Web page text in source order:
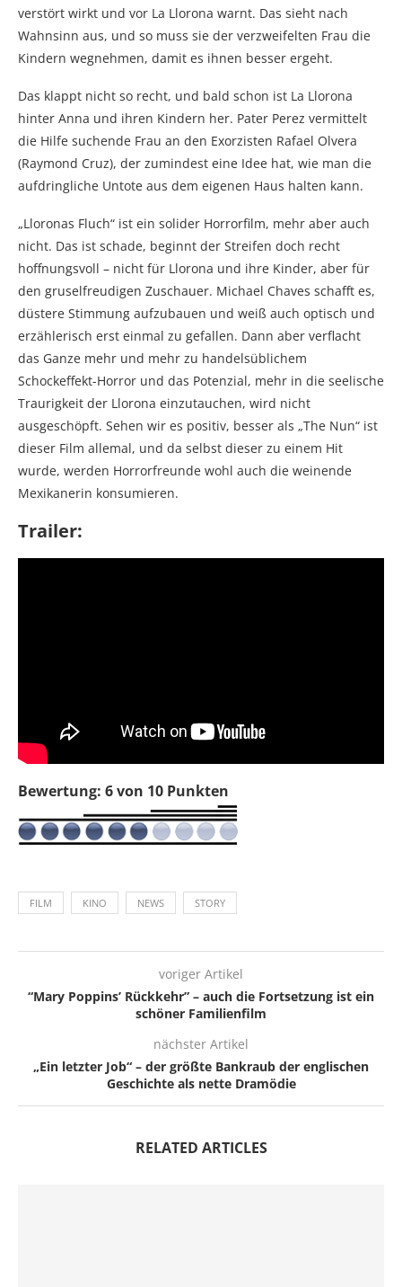
verstört wirkt und vor La Llorona warnt. Das sieht nach
Wahnsinn aus, und so muss sie der verzweifelten Frau die
Kindern wegnehmen, damit es ihnen besser ergeht.
Das klappt nicht so recht, und bald schon ist La Llorona
hinter Anna und ihren Kindern her. Pater Perez vermittelt
die Hilfe suchende Frau an den Exorzisten Rafael Olvera
(Raymond Cruz), der zumindest eine Idee hat, wie man die
aufdringliche Untote aus dem eigenen Haus halten kann.
„Lloronas Fluch“ ist ein solider Horrorfilm, mehr aber auch
nicht. Das ist schade, beginnt der Streifen doch recht
hoffnungsvoll – nicht für Llorona und ihre Kinder, aber für
den gruselfreudigen Zuschauer. Michael Chaves schafft es,
düstere Stimmung aufzubauen und weiß auch optisch und
erzählerisch erst einmal zu gefallen. Dann aber verflacht
das Ganze mehr und mehr zu handelsüblichem
Schockeffekt-Horror und das Potenzial, mehr in die seelische
Traurigkeit der Llorona einzutauchen, wird nicht
ausgeschöpft. Sehen wir es positiv, besser als „The Nun“ ist
dieser Film allemal, und da selbst dieser zu einem Hit
wurde, werden Horrorfreunde wohl auch die weinende
Mexikanerin konsumieren.
Trailer:
Bewertung: 6 von 10 Punkten
FILM KINO NEWS STORY
voriger Artikel
“Mary Poppins’ Rückkehr” – auch die Fortsetzung ist ein
schöner Familienfilm
nächster Artikel
„Ein letzter Job“ – der größte Bankraub der englischen
Geschichte als nette Dramödie
RELATED ARTICLES